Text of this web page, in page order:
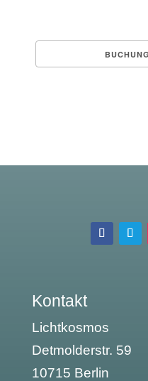
Kontakt
Lichtkosmos
Detmolderstr. 59
10715 Berlin